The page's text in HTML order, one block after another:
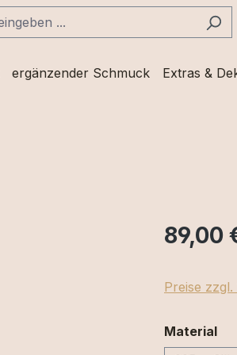
ergänzender Schmuck Extras &
89,00
Preise
Material